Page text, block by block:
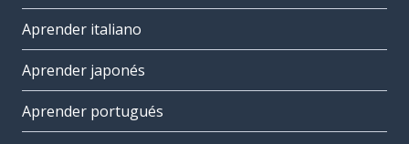
Aprender italiano
Aprender japonés
Aprender portugués